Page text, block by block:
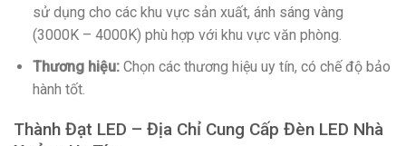
sử dụng cho các khu vực sản xuất, ánh sáng vàng
(3000K – 4000K) phù hợp với khu vực văn phòng.
Thương hiệu:Chọn các thương hiệu uy tín, có chế độ bảo
hành tốt.
Thành Đạt LED – Địa Chỉ Cung Cấp Đèn LED Nhà